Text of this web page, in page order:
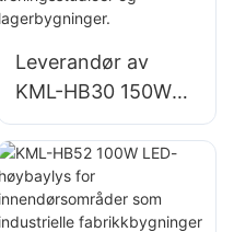
Leverandør av
KML-HB30 150W
LED industri- og
gruvebelysning for
innendørsområder
som